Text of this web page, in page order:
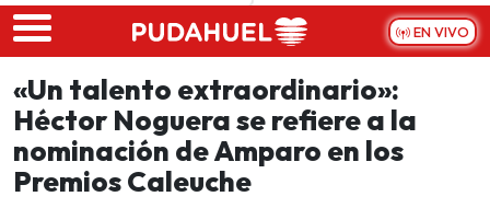
Skip to main content
EN VIVO
«Un talento extraordinario»:
Héctor Noguera se refiere a la
nominación de Amparo en los
Premios Caleuche